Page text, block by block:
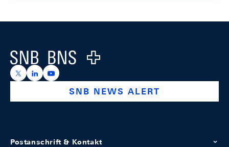
Logo
https://x.com/snb_bns
https://ch.linkedin.com/company/swiss-national-
https://www.youtube.com/@swissnationalbank
SNB NEWS ALERT
Postanschrift & Kontakt